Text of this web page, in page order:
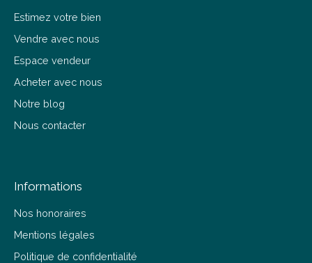
Estimez votre bien
Vendre avec nous
Espace vendeur
Acheter avec nous
Notre blog
Nous contacter
Informations
Nos honoraires
Mentions légales
Politique de confidentialité